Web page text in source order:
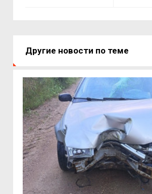
Другие новости по теме